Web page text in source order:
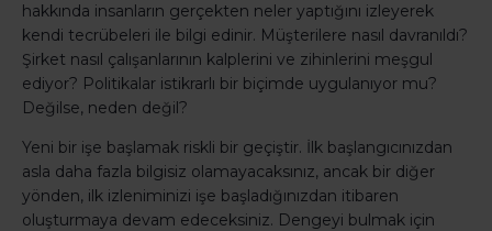
hakkında insanların gerçekten neler yaptığını izleyerek
kendi tecrübeleri ile bilgi edinir. Müşterilere nasıl davranıldı?
Şirket nasıl çalışanlarının kalplerini ve zihinlerini meşgul
ediyor? Politikalar istikrarlı bir biçimde uygulanıyor mu?
Değilse, neden değil?
Yeni bir işe başlamak riskli bir geçiştir. İlk başlangıcınızdan
asla daha fazla bilgisiz olamayacaksınız, ancak bir diğer
yönden, ilk izleniminizi işe başladığınızdan itibaren
oluşturmaya devam edeceksiniz. Dengeyi bulmak için